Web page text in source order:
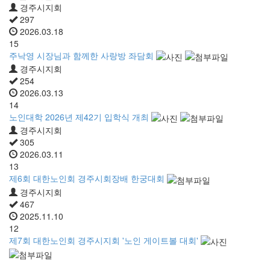
경주시지회
297
2026.03.18
15
주낙영 시장님과 함께한 사랑방 좌담회
경주시지회
254
2026.03.13
14
노인대학 2026년 제42기 입학식 개최
경주시지회
305
2026.03.11
13
제6회 대한노인회 경주시회장배 한궁대회
경주시지회
467
2025.11.10
12
제7회 대한노인회 경주시지회 '노인 게이트볼 대회'